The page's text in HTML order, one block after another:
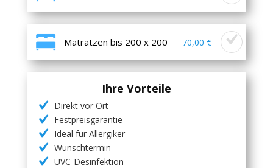
Matratzen bis 200 x 200 70,00 €
Ihre Vorteile
Direkt vor Ort
Festpreisgarantie
Ideal für Allergiker
Wunschtermin
UVC-Desinfektion